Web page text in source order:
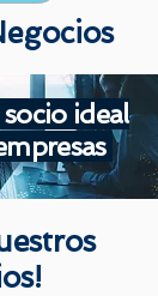
ideal